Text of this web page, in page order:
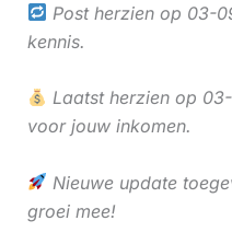
Post herzien op 03-
kennis.
Laatst herzien op
voor jouw inkomen.
Nieuwe update
groei mee!